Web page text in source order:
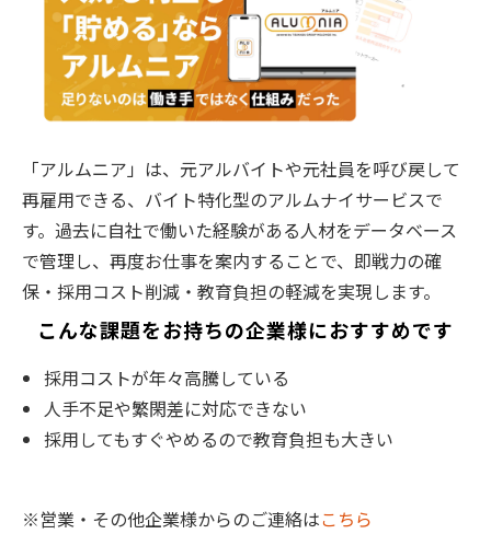
「アルムニア」は、元アルバイトや元社員を呼び戻して
再雇用できる、バイト特化型のアルムナイサービスで
す。過去に自社で働いた経験がある人材をデータベース
で管理し、再度お仕事を案内することで、即戦力の確
保・採用コスト削減・教育負担の軽減を実現します。
こんな課題をお持ちの企業様におすすめです
採用コストが年々高騰している
人手不足や繁閑差に対応できない
採用してもすぐやめるので教育負担も大きい
※営業・その他企業様からのご連絡はこちら